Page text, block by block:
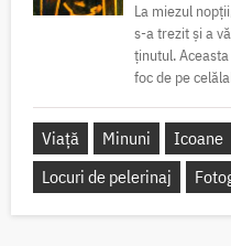
La miezul
s-a trezit și a
ținutul.
foc de pe
Viață Minuni Icoane
Locuri de pelerinaj